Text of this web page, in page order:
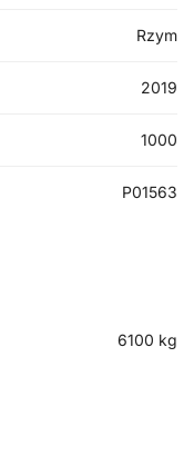
Rzym
2019
1000
P01563
6100 kg